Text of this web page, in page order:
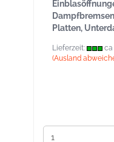
Platten,
Lieferzeit:
ca
(Ausland